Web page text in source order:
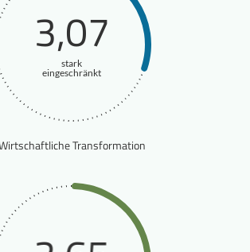
3,07
stark
eingeschränkt
Transformation